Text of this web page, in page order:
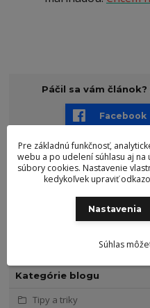
Kategórie blogu
Tipy a triky
Páčil sa vám
Facebook
Štítky
omacka bbq marinada
Pre základnú funkčnosť,
webu a po udelení súhlasu aj na
súbory cookies. Nastavenie
kedykoľvek upraviť
Nastavenia
Súhlas